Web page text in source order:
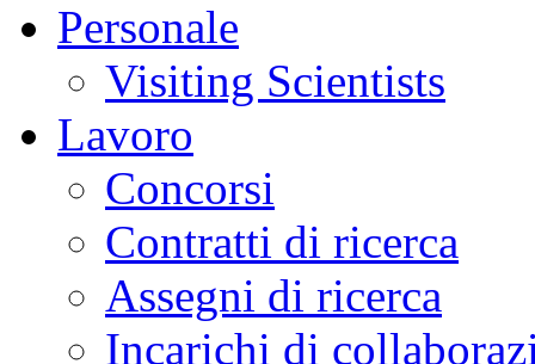
Personale
Visiting Scientists
Lavoro
Concorsi
Contratti di ricerca
Assegni di ricerca
Incarichi di